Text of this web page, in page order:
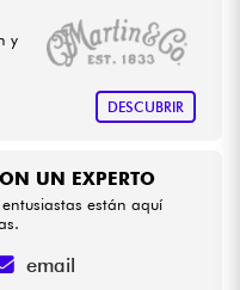
y
DESCUBRIR
UN EXPERTO
están aquí
email